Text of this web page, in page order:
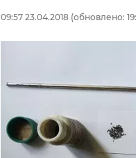
09:57 23.04.2018 (обновлено: